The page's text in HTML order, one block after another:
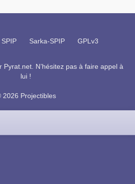
SPIP Sarka-SPIP GPLv3
Pyrat.net . N’hésitez pas à faire appel à
lui !
2026 Projectibles